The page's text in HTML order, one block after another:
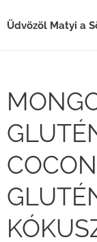
Üdvözöl Matyi a